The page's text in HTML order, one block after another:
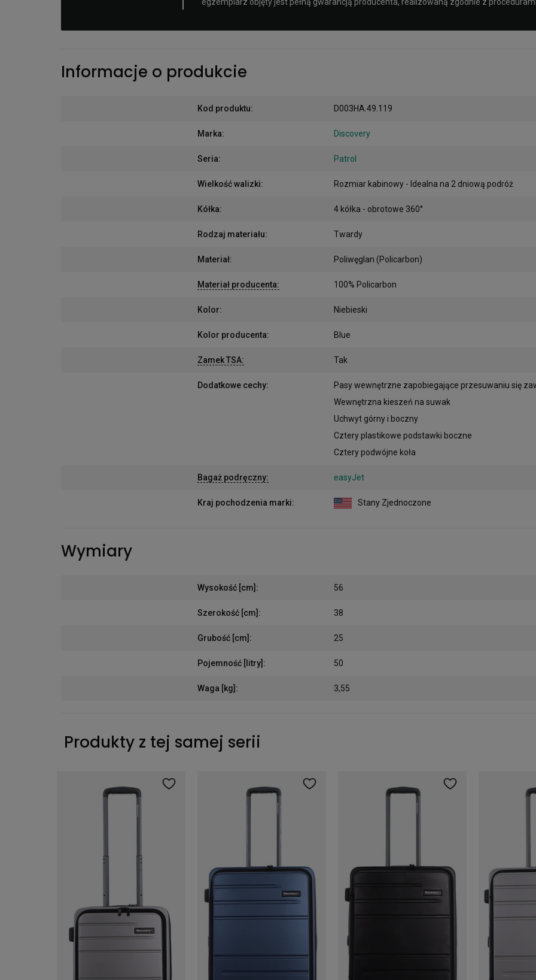
Informacje o produkcie
Kod produktu: D003HA.49.119
Marka: Discovery
Seria: Patrol
Wielkość walizki: Rozmiar kabinowy - Idealna na 2 dniową podróż
Kółka: 4 kółka - obrotowe 360°
Rodzaj materiału: Twardy
Materiał: Poliwęglan (Policarbon)
Materiał producenta: 100% Policarbon
Kolor: Niebieski
Kolor producenta: Blue
Zamek TSA: Tak
Dodatkowe cechy:
Pasy wewnętrzne zapobiegające przesuwaniu się
Wewnętrzna kieszeń na suwak
Uchwyt górny i boczny
Cztery plastikowe podstawki boczne
Cztery podwójne koła
Bagaż podręczny: easyJet
Kraj pochodzenia marki: Stany Zjednoczone
Wymiary
Wysokość [cm] : 56
Szerokość [cm] : 38
Grubość [cm] : 25
Pojemność [litry] : 50
Waga [kg] : 3,55
Produkty z tej samej serii